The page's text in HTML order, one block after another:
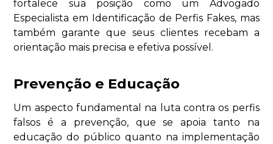
fortalece sua posição como um Advogado
Especialista em Identificação de Perfis Fakes, mas
também garante que seus clientes recebam a
orientação mais precisa e efetiva possível.
Prevenção e Educação
Um aspecto fundamental na luta contra os perfis
falsos é a prevenção, que se apoia tanto na
educação do público quanto na implementação